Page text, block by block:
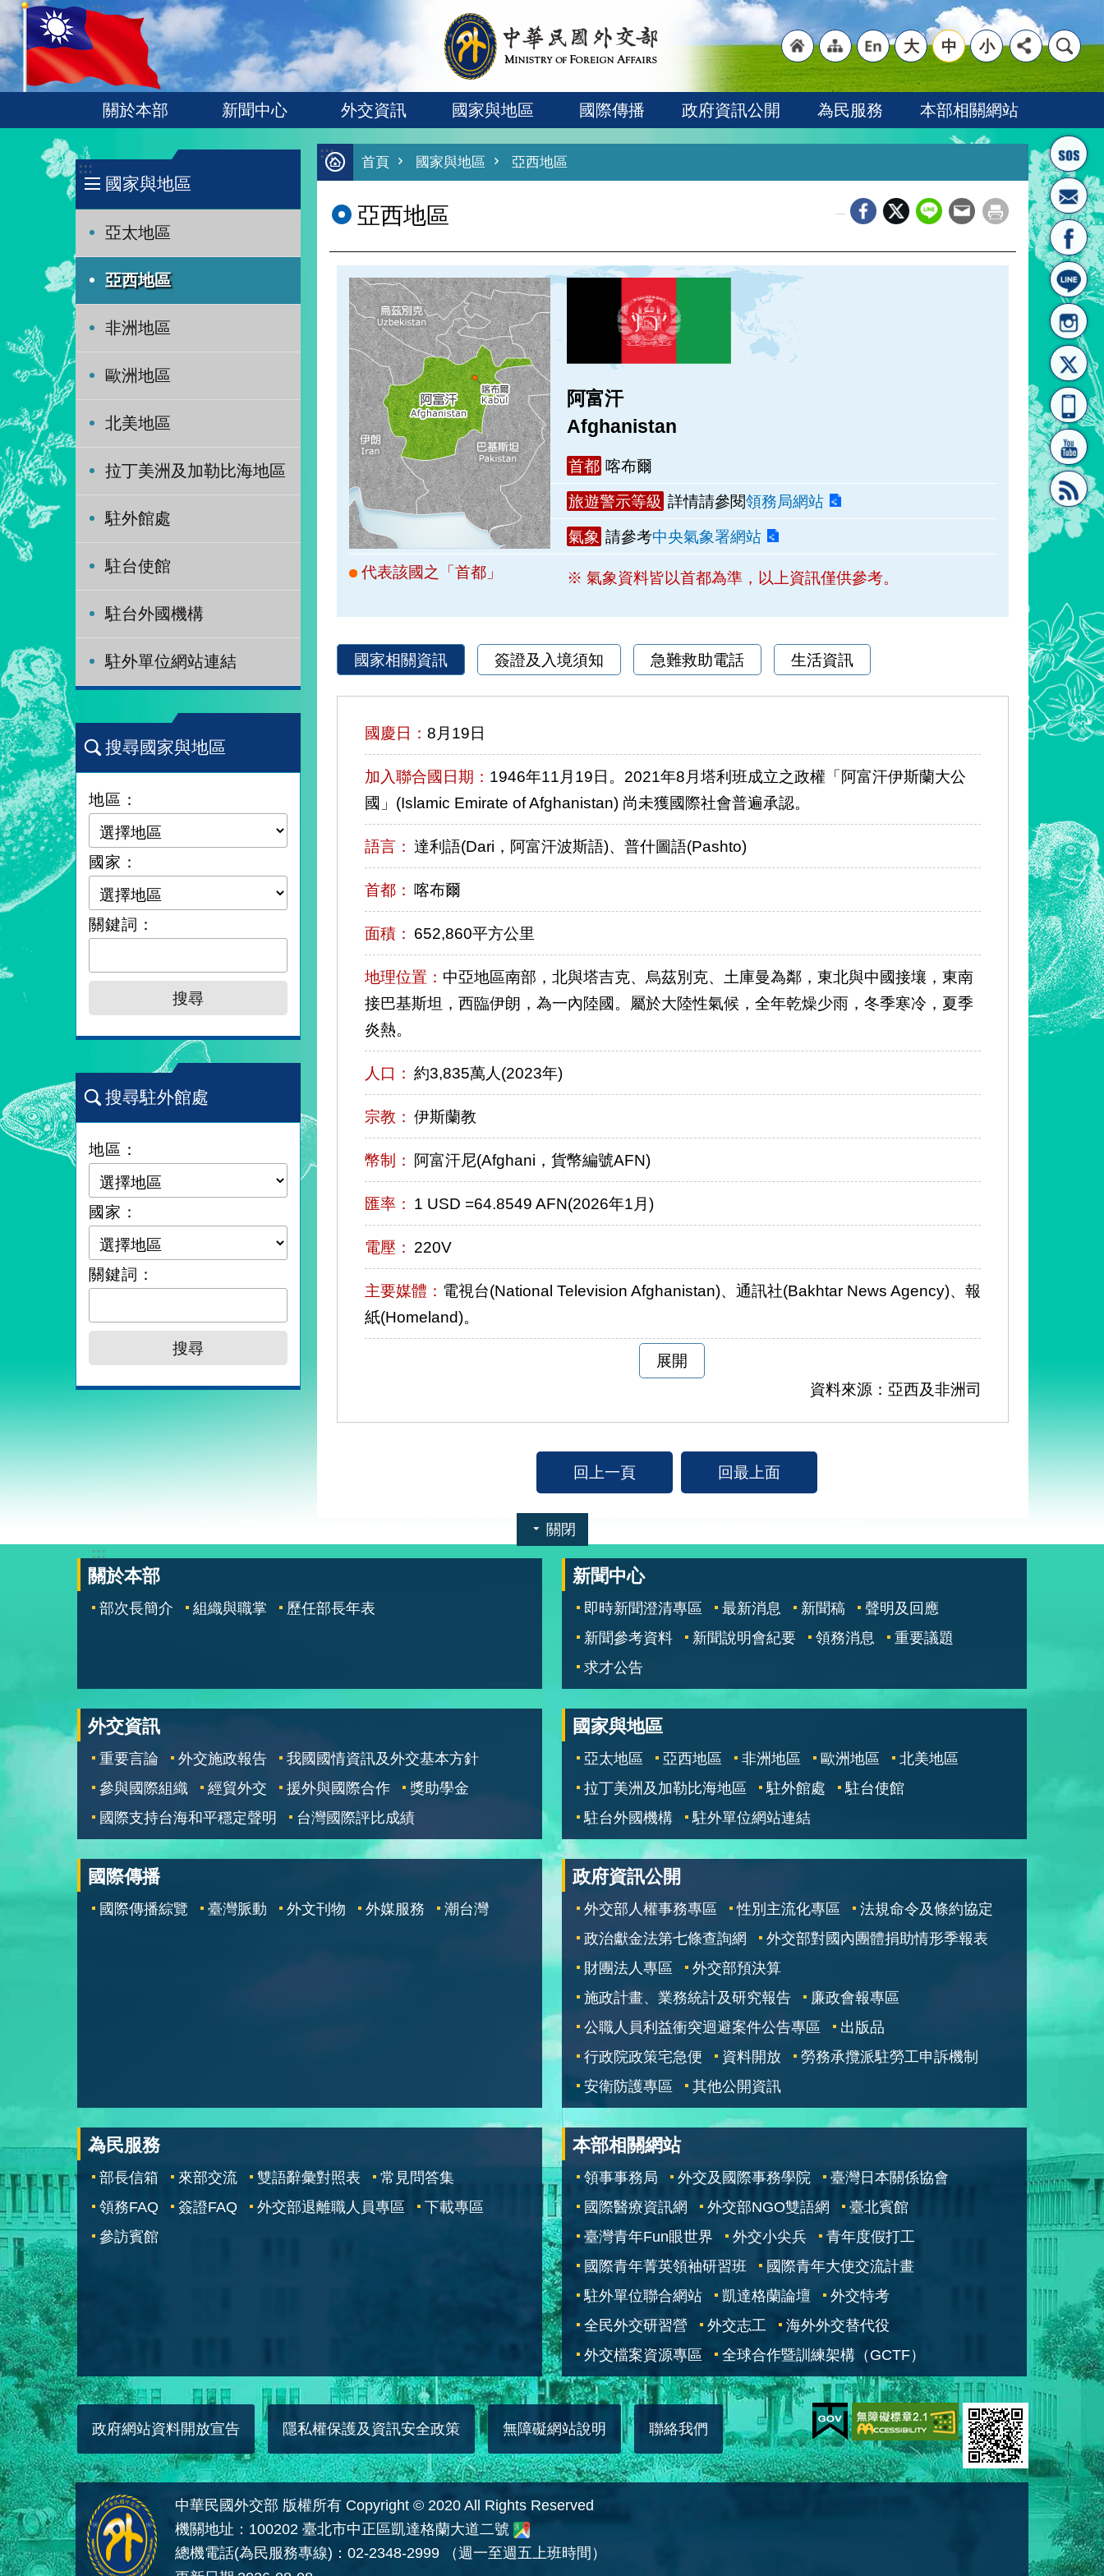
跳到主要內容區塊
:::
首頁
"網
站導
"英
文語
大 中 小
關於本部 新聞中心 外交資訊 國家與地區 國際傳播 政府資訊公開 為民服務 本部相關網站
:::
國家與地區
亞太地區
亞西地區
非洲地區
歐洲地區
北美地區
拉丁美洲及加勒比海地區
駐外館處
駐台使館
駐台外國機構
駐外單位網站連結
搜尋國家與地區
地區：
國家：
關鍵詞：
搜尋駐外館處
地區：
國家：
關鍵詞：
:::
首頁 國家與地區 亞西地區
亞西地區
代表該國之「首都」
阿富汗
Afghanistan
首都 喀布爾
旅遊警示等級 詳情請參閱領務局網站
氣象 請參考中央氣象署網站
※ 氣象資料皆以首都為準，以上資訊僅供參考。
國家相關資訊 簽證及入境須知 急難救助電話 生活資訊
國慶日： 8月19日
加入聯合國日期： 1946年11月19日。2021年8月塔利班成立之政權「阿富汗伊斯蘭大公
國」(Islamic Emirate of Afghanistan) 尚未獲國際社會普遍承認。
語言： 達利語(Dari，阿富汗波斯語)、普什圖語(Pashto)
首都： 喀布爾
面積： 652,860平方公里
地理位置： 中亞地區南部，北與塔吉克、烏茲別克、土庫曼為鄰，東北與中國接壤，東南
接巴基斯坦，西臨伊朗，為一內陸國。屬於大陸性氣候，全年乾燥少雨，冬季寒冷，夏季
炎熱。
人口： 約3,835萬人(2023年)
宗教： 伊斯蘭教
幣制： 阿富汗尼(Afghani，貨幣編號AFN)
匯率： 1 USD =64.8549 AFN(2026年1月)
電壓： 220V
主要媒體： 電視台(National Television Afghanistan)、通訊社(Bakhtar News Agency)、報
紙(Homeland)。
展開
資料來源：亞西及非洲司
回上一頁 回最上面
關閉
:::
關於本部
部次長簡介 組織與職掌 歷任部長年表
新聞中心
即時新聞澄清專區 最新消息 新聞稿
聲明及回應
新聞參考資料
新聞說明會紀要 領務消息
重要議題
求才公告
外交資訊
重要言論 外交施政報告
我國國情資訊及外交基本方針
參與國際組織
經貿外交 援外與國際合作
獎助學金
國際支持台海和平穩定聲明
台灣國際評比成績
國家與地區
亞太地區 亞西地區 非洲地區 歐洲地區
北美地區
拉丁美洲及加勒比海地區
駐外館處
駐台使館
駐台外國機構
駐外單位網站連結
國際傳播
國際傳播綜覽 臺灣脈動 外文刊物 外媒服務 潮台灣
政府資訊公開
外交部人權事務專區 性別主流化專區
法規命令及條約協定
政治獻金法第七條查詢網
外交部對國內團體捐助情形季報表
財團法人專區
外交部預決算
施政計畫、業務統計及研究報告
廉政會報專區
公職人員利益衝突迴避案件公告專區
出版品
行政院政策宅急便
資料開放
勞務承攬派駐勞工申訴機制
安衛防護專區
其他公開資訊
為民服務
部長信箱 來部交流 雙語辭彙對照表
常見問答集
領務FAQ
簽證FAQ 外交部退離職人員專區
下載專區
參訪賓館
本部相關網站
領事事務局 外交及國際事務學院
臺灣日本關係協會
國際醫療資訊網
外交部NGO雙語網
臺北賓館
臺灣青年Fun眼世界
外交小尖兵
青年度假打工
國際青年菁英領袖研習班
國際青年大使交流計畫
駐外單位聯合網站
凱達格蘭論壇
外交特考
全民外交研習營
外交志工
海外外交替代役
外交檔案資源專區
全球合作暨訓練架構（GCTF）
政府網站資料開放宣告 隱私權保護及資訊安全政策 無障礙網站說明 聯絡我們
中華民國外交部 版權所有 Copyright © 2020 All Rights Reserved
機關地址：100202 臺北市中正區凱達格蘭大道二號
總機電話(為民服務專線)：02-2348-2999 （週一至週五上班時間）